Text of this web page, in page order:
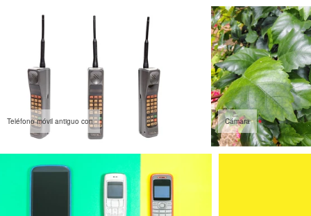
Teléfono móvil antiguo con Cámara